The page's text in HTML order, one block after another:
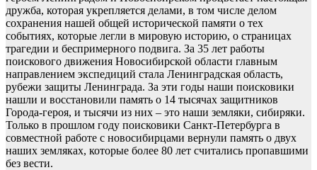
дружба, которая укрепляется делами, в том числе делом
сохранения нашей общей исторической памяти о тех
событиях, которые легли в мировую историю, о страницах
трагедии и беспримерного подвига. За 35 лет работы
поискового движения Новосибирской области главным
направлением экспедиций стала Ленинградская область,
рубежи защиты Ленинграда. За эти годы наши поисковики
нашли и восстановили память о 14 тысячах защитников
Города-героя, и тысячи из них – это наши земляки, сибиряки.
Только в прошлом году поисковики Санкт-Петербурга в
совместной работе с новосибирцами вернули память о двух
наших земляках, которые более 80 лет считались пропавшими
без вести.